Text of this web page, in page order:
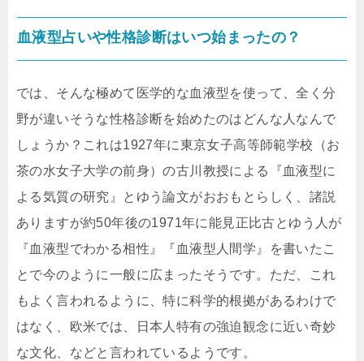
血液型占いや性格診断はいつ始まったの？
では、そんな極めて医学的な血液型を使って、全く分
野が違いそうな性格診断を始めたのはどんな人なんで
しょうか？これは1927年に東京女子高等師範学校（お
茶の水女子大学の前身）の古川教授による『血液型に
よる気質の研究』とゆう論文がおおもとらしく、諸説
ありますが約50年後の1971年に能見正比古とゆう人が
『血液型でわかる相性』『血液型人間学』を書いたこ
とで今のように一般に広まったそうです。ただ、これ
もよく言われるように、特に科学的根拠があるわけで
はなく、欧米では、日本人特有の強迫観念に近い奇妙
な文化、などと言われているようです。